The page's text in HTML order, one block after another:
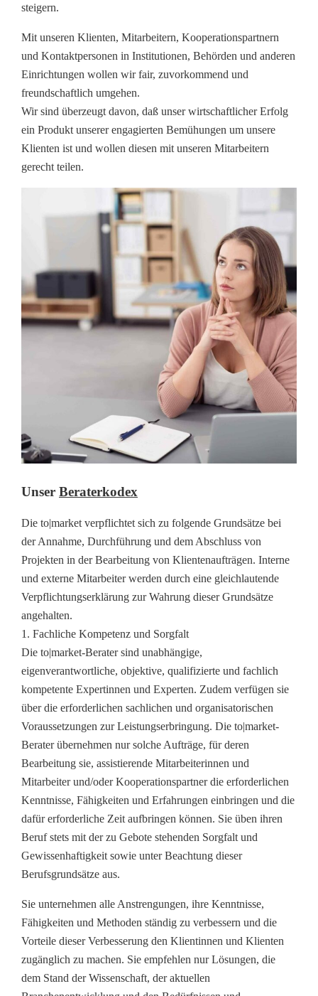
steigern.
Mit unseren Klienten, Mitarbeitern, Kooperationspartnern
und Kontaktpersonen in Institutionen, Behörden und anderen
Einrichtungen wollen wir fair, zuvorkommend und
freundschaftlich umgehen.
Wir sind überzeugt davon, daß unser wirtschaftlicher Erfolg
ein Produkt unserer engagierten Bemühungen um unsere
Klienten ist und wollen diesen mit unseren Mitarbeitern
gerecht teilen.
Unser Beraterkodex
Die to|market verpflichtet sich zu folgende Grundsätze bei
der Annahme, Durchführung und dem Abschluss von
Projekten in der Bearbeitung von Klientenaufträgen. Interne
und externe Mitarbeiter werden durch eine gleichlautende
Verpflichtungserklärung zur Wahrung dieser Grundsätze
angehalten.
1. Fachliche Kompetenz und Sorgfalt
Die to|market-Berater sind unabhängige,
eigenverantwortliche, objektive, qualifizierte und fachlich
kompetente Expertinnen und Experten. Zudem verfügen sie
über die erforderlichen sachlichen und organisatorischen
Voraussetzungen zur Leistungserbringung. Die to|market-
Berater übernehmen nur solche Aufträge, für deren
Bearbeitung sie, assistierende Mitarbeiterinnen und
Mitarbeiter und/oder Kooperationspartner die erforderlichen
Kenntnisse, Fähigkeiten und Erfahrungen einbringen und die
dafür erforderliche Zeit aufbringen können. Sie üben ihren
Beruf stets mit der zu Gebote stehenden Sorgfalt und
Gewissenhaftigkeit sowie unter Beachtung dieser
Berufsgrundsätze aus.
Sie unternehmen alle Anstrengungen, ihre Kenntnisse,
Fähigkeiten und Methoden ständig zu verbessern und die
Vorteile dieser Verbesserung den Klientinnen und Klienten
zugänglich zu machen. Sie empfehlen nur Lösungen, die
dem Stand der Wissenschaft, der aktuellen